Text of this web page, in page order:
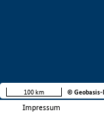
Impressum
100 km © Geobasis-